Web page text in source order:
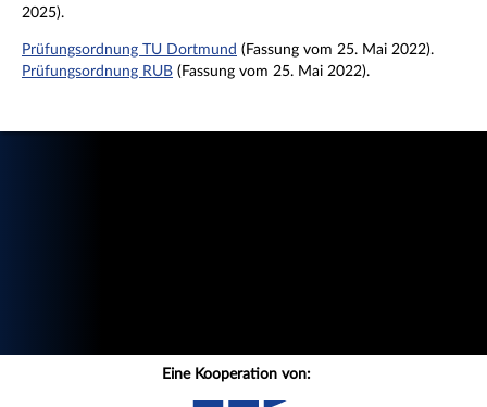
2025).
Prüfungsordnung TU Dortmund (Fassung vom 25. Mai 2022).
Prüfungsordnung RUB (Fassung vom 25. Mai 2022).
Eine Kooperation von: